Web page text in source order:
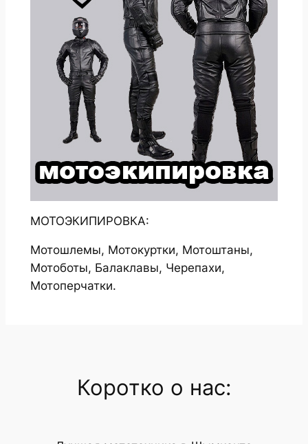
МОТОЭКИПИРОВКА:
Мотошлемы, Мотокуртки, Мотоштаны,
Мотоботы, Балаклавы, Черепахи,
Мотоперчатки.
Коротко о нас: